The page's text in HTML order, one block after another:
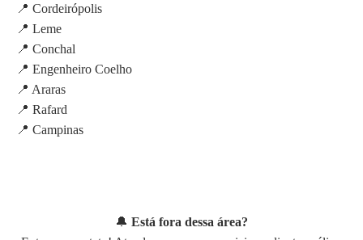
📍 Cordeirópolis
📍 Leme
📍 Conchal
📍 Engenheiro Coelho
📍 Araras
📍 Rafard
📍 Campinas
🔔 Está fora dessa área?